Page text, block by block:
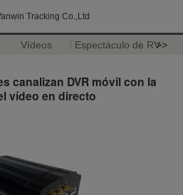
Tracking Co.,Ltd
Vídeos Espectáculo de RV>>
canalizan DVR móvil con la
vídeo en directo